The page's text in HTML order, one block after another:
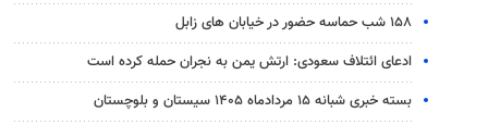
۱۵۸ شب حماسه حضور در خیابان های زابل
ادعای ائتلاف سعودی: ارتش یمن به نجران حمله کرده است
بسته خبری شبانه ۱۵ مردادماه ۱۴۰۵ سیستان و بلوچستان